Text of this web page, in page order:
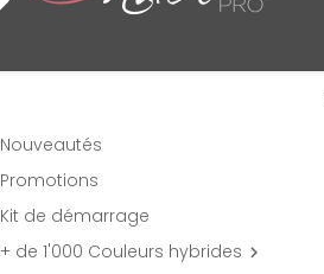
Nouveautés
Promotions
Kit de démarrage
+ de 1'000 Couleurs hybrides 